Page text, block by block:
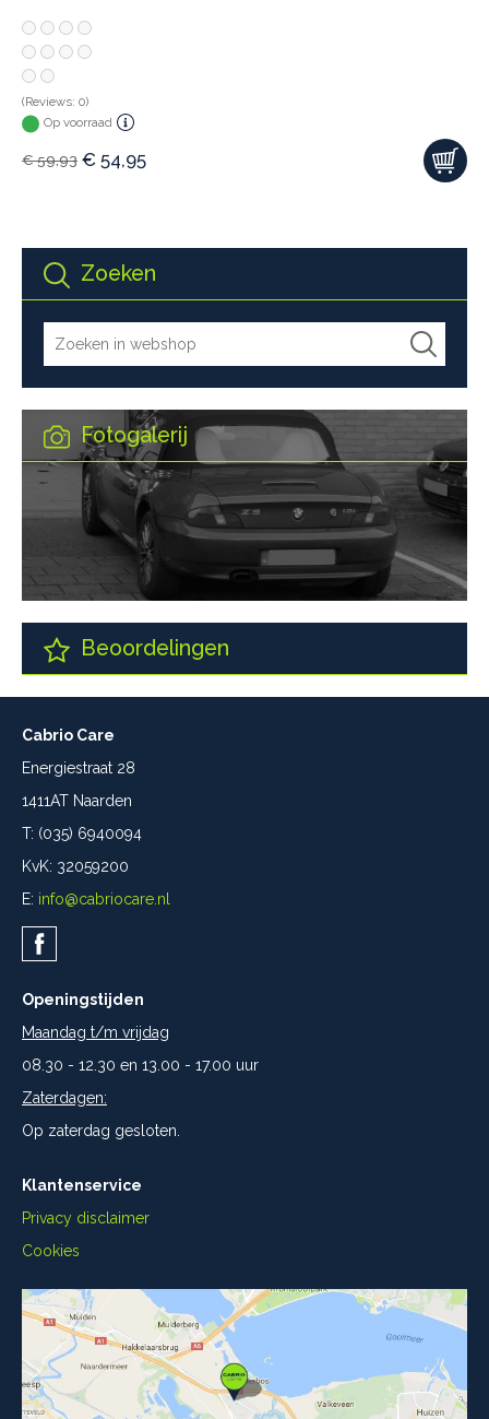
Zoeken
Fotogalerij
Beoordelingen
(Reviews: 0)
Op voorraad
€59,93 € 54,95
Cabrio Care
Energiestraat 28
1411AT Naarden
T: (035) 6940094
KvK: 32059200
E: info@cabriocare.nl
Openingstijden
Maandag t/m vrijdag
08.30 - 12.30 en 13.00 - 17.00 uur
Zaterdagen:
Op zaterdag gesloten.
Klantenservice
Privacy disclaimer
Cookies